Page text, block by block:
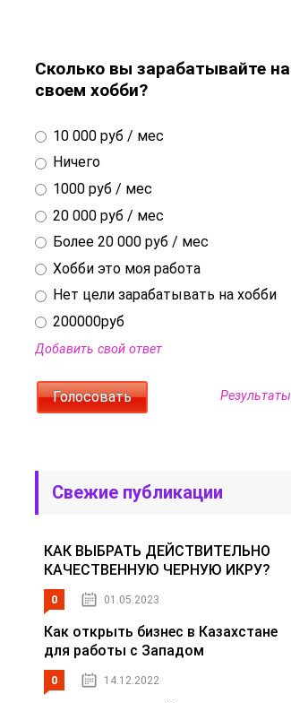
Сколько вы зарабатывайте на
своем хобби?
10 000 руб / мес
Ничего
1000 руб / мес
20 000 руб / мес
Более 20 000 руб / мес
Хобби это моя работа
Нет цели зарабатывать на хобби
200000руб
Добавить свой ответ
Результаты
Свежие публикации
КАК ВЫБРАТЬ ДЕЙСТВИТЕЛЬНО
КАЧЕСТВЕННУЮ ЧЕРНУЮ ИКРУ?
0 01.05.2023
Как открыть бизнес в Казахстане
для работы с Западом
0 14.12.2022